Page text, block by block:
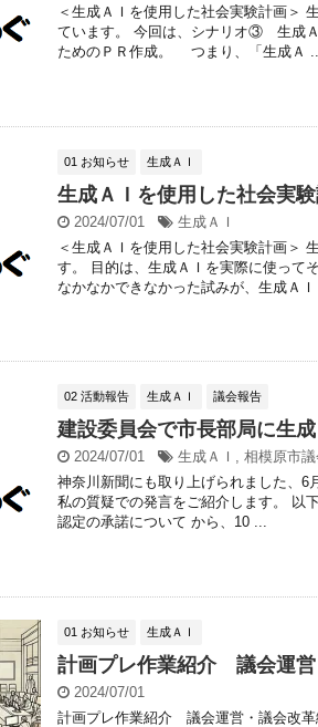
＜生成ＡＩを使用した社会実験計画＞
ています。 今回は、シナリオ③ 生成Ａ
ためのＰＲ作成。 つまり、「生成Ａ ...
01 お知らせ 生成ＡＩ
生成ＡＩを使用した社会実
2024/07/01
生成ＡＩ
＜生成ＡＩを使用した社会実験計画＞
す。 目的は、生成ＡＩを実際に使って
なかなかできなかった試みが、生成ＡＩ
02 活動報告 生成ＡＩ 議会報告
建設委員会で市長部局に生
2024/07/01 生成ＡＩ , 相模原市議
神奈川新聞にも取り上げられました、6
私の質疑での発言をご紹介します。
認定の承諾について から、10 ...
01 お知らせ 生成ＡＩ
計画プレ作業紹介 議会運営
2024/07/01
計画プレ作業紹介 議会運営・議会改